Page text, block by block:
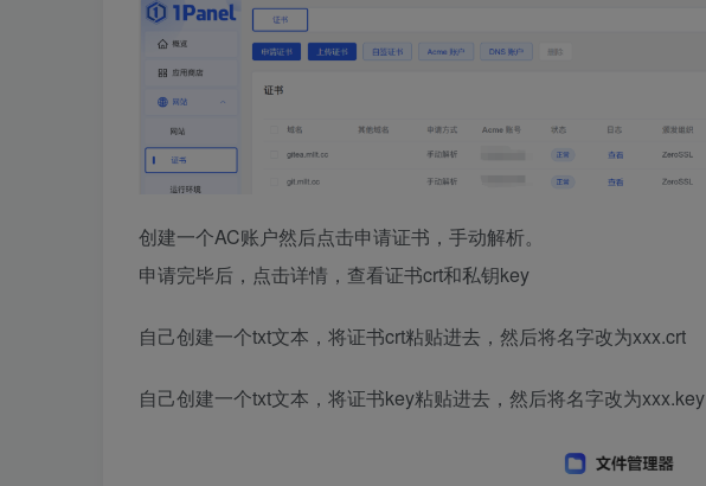
创建一个AC账户然后点击申请证书，手动解析。
申请完毕后，点击详情，查看证书crt和私钥key
自己创建一个txt文本，将证书crt粘贴进去，然后将名字改为xxx.crt
自己创建一个txt文本，将证书key粘贴进去，然后将名字改为xxx.key